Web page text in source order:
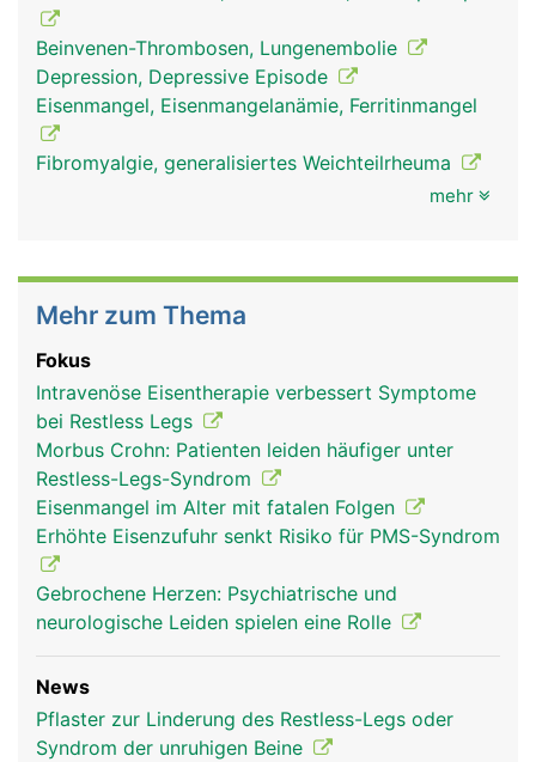
Beinvenen-Thrombosen, Lungenembolie
Depression, Depressive Episode
Eisenmangel, Eisenmangelanämie, Ferritinmangel
Fibromyalgie, generalisiertes Weichteilrheuma
mehr
Mehr zum Thema
Fokus
Intravenöse Eisentherapie verbessert Symptome
bei Restless Legs
Morbus Crohn: Patienten leiden häufiger unter
Restless-Legs-Syndrom
Eisenmangel im Alter mit fatalen Folgen
Erhöhte Eisenzufuhr senkt Risiko für PMS-Syndrom
Gebrochene Herzen: Psychiatrische und
neurologische Leiden spielen eine Rolle
News
Pflaster zur Linderung des Restless-Legs oder
Syndrom der unruhigen Beine